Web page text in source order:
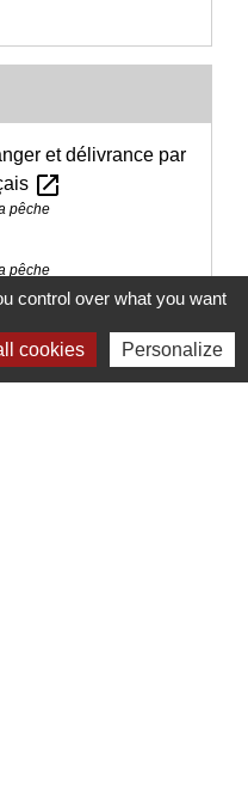
et délivrance par
open_in_new
pêche
pêche
sur cette page
control over what you want
cookies Personalize